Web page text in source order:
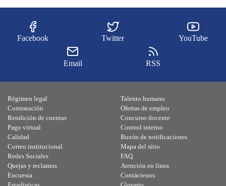
Facebook Twitter YouTube
Email RSS
Régimen legal
Contratación
Rendición de cuentas
Pago virtual
Calidad
Talento humano
Ofertas de empleo
Concurso docente
Control interno
Buzón de notificaciones
Correo institucional
Redes Sociales
Quejas y reclamos
Encuesta
Mapa del sitio
FAQ
Atención en línea
Contáctenos